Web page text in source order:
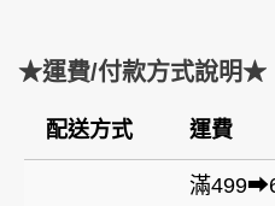
★運費/付款方式說明★
配送方式 運費
滿